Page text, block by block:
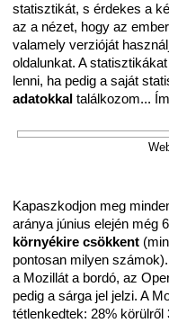
statisztikát, s érdekes a
az a nézet, hogy az
valamely verzióját
oldalunkat. A
lenni, ha pedig a saját
adatokkal találkozom...
Kapaszkodjon meg
aránya június elején még
környékire csökkent
pontosan milyen
a Mozillát a bordó, az
pedig a sárga jel jelzi. A
tétlenkedtek: 28%